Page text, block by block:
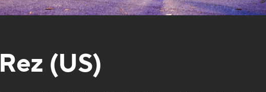
(US)